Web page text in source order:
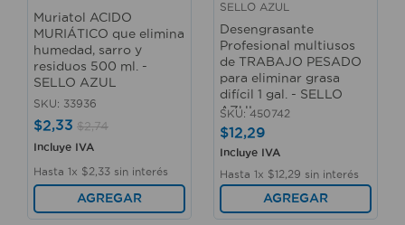
Muriatol ACIDO
MURIÁTICO que elimina
humedad, sarro y
residuos 500 ml. -
SELLO AZUL
SKU: 33936
$2,33 $2,74
Incluye IVA
Hasta 1x $2 33 sin interés
AGREGAR
SELLO AZUL
Desengrasante
Profesional multiusos
de TRABAJO PESADO
para eliminar grasa
difícil 1 gal. - SELLO
AZUL
SKU: 450742
$12,29
Incluye IVA
Hasta 1x $12 29 sin interés
AGREGAR